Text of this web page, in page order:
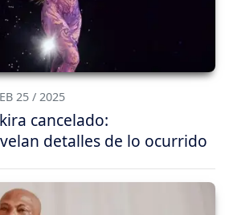
25 / 2025
cancelado:
detalles de lo ocurrido